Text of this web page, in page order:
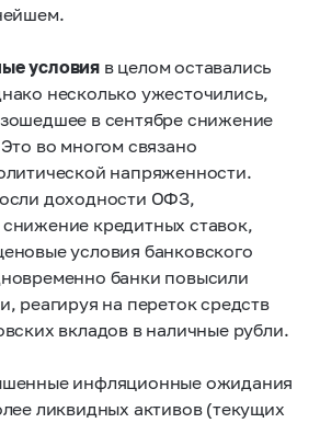
условия в целом оставались
несколько ужесточились,
в сентябре снижение
во многом связано
напряженности.
доходности ОФЗ,
кредитных ставок,
условия банковского
банки повысили
реагируя на переток средств
вкладов в наличные рубли.
инфляционные ожидания
ликвидных активов (текущих